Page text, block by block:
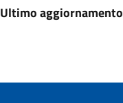
Ultimo aggiornamento